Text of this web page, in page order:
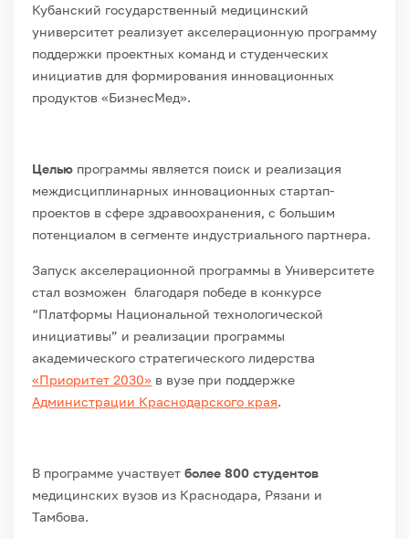
Кубанский государственный медицинский
университет реализует акселерационную программу
поддержки проектных команд и студенческих
инициатив для формирования инновационных
продуктов «БизнесМед».
Целью программы является поиск и реализация
междисциплинарных инновационных стартап-
проектов в сфере здравоохранения, с большим
потенциалом в сегменте индустриального партнера.
Запуск акселерационной программы в Университете
стал возможен благодаря победе в конкурсе
“Платформы Национальной технологической
инициативы” и реализации программы
академического стратегического лидерства
«Приоритет 2030» в вузе при поддержке
Администрации Краснодарского края.
В программе участвует более 800 студентов
медицинских вузов из Краснодара, Рязани и
Тамбова.